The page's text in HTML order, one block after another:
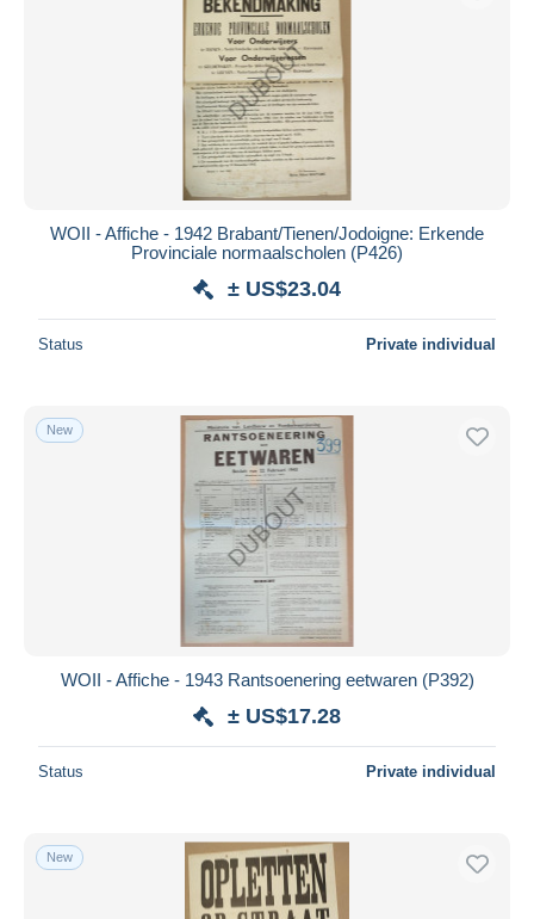
WOII - Affiche - 1942 Brabant/Tienen/Jodoigne: Erkende
Provinciale normaalscholen (P426)
± US$23.04
Status Private individual
New
WOII - Affiche - 1943 Rantsoenering eetwaren (P392)
± US$17.28
Status Private individual
New